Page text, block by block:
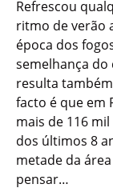
Refrescou
ritmo de verão
época dos
semelhança do
resulta
facto é que em
mais de 116
dos últimos 8
metade da
pensar…